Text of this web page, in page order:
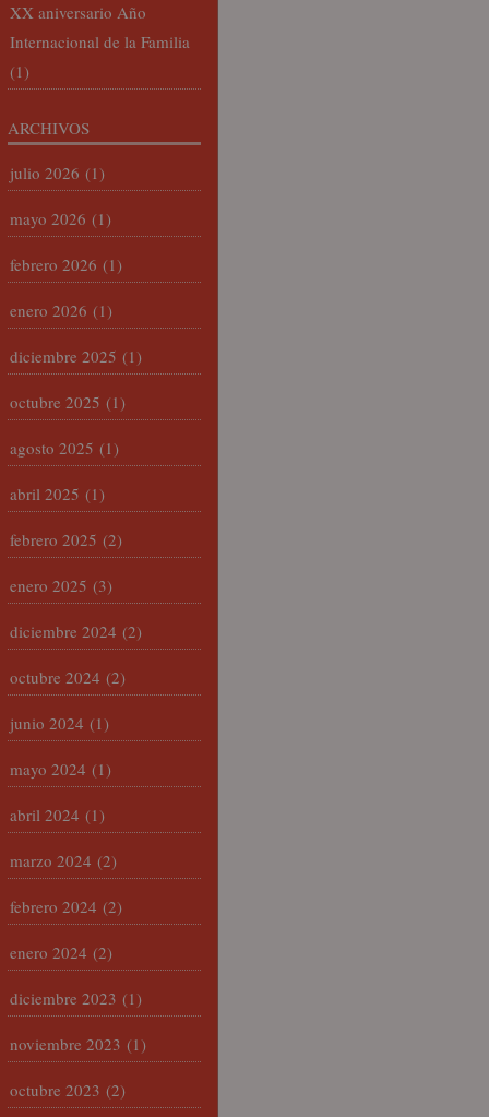
XX aniversario Año
Internacional de la Familia
(1)
ARCHIVOS
julio 2026 (1)
mayo 2026 (1)
febrero 2026 (1)
enero 2026 (1)
diciembre 2025 (1)
octubre 2025 (1)
agosto 2025 (1)
abril 2025 (1)
febrero 2025 (2)
enero 2025 (3)
diciembre 2024 (2)
octubre 2024 (2)
junio 2024 (1)
mayo 2024 (1)
abril 2024 (1)
marzo 2024 (2)
febrero 2024 (2)
enero 2024 (2)
diciembre 2023 (1)
noviembre 2023 (1)
octubre 2023 (2)